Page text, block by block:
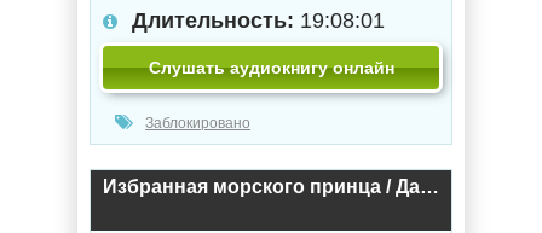
Длительность: 19:08:01
Слушать аудиокнигу онлайн
Заблокировано
Избранная морского принца / Дана Арнаутова (2)